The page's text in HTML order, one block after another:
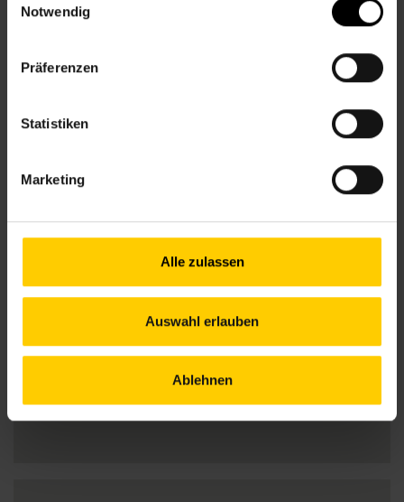
Notwendig
Präferenzen
Statistiken
Marketing
Alle zulassen
Auswahl erlauben
Ablehnen
Fr.
geschlossen / Tel. erreichbar 09.00–13.00
Bitte beachten Sie auch unsere Angebote
Schließtage: